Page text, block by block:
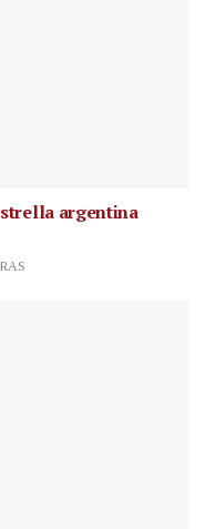
argentina